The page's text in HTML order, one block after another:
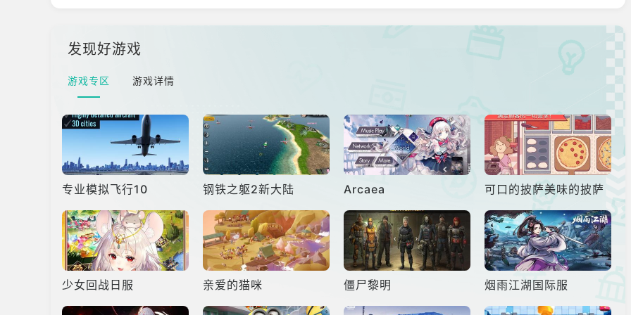
发现好游戏
游戏专区 游戏详情
专业模拟飞行10 钢铁之躯2新大陆 Arcaea 可口的披萨美味的披萨
少女回战日服 亲爱的猫咪 僵尸黎明 烟雨江湖国际服